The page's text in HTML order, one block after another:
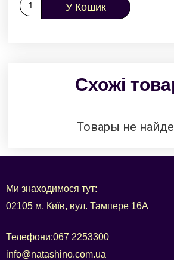
У Кошик
Схожі
Товары не
Ми знаходимося тут:
02105 м. Київ, вул. Тампере 16А
Телефони:067 2253300
info@natashino.com.ua